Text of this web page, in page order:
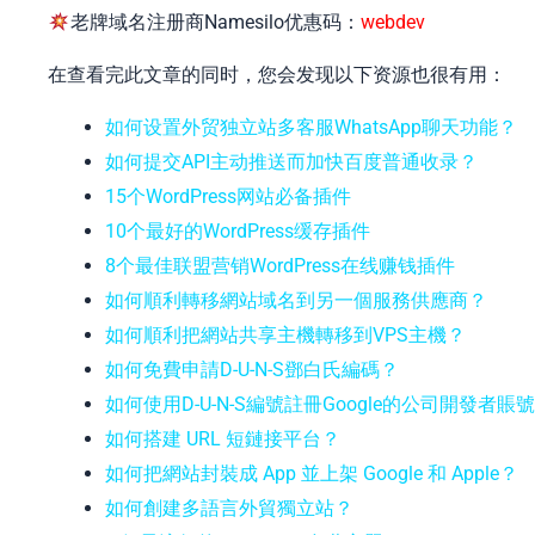
老牌域名注册商Namesilo优惠码： webdev
在查看完此文章的同时，您会发现以下资源也很有用：
如何设置外贸独立站多客服WhatsApp聊天功能？
如何提交API主动推送而加快百度普通收录？
15个WordPress网站必备插件
10个最好的WordPress缓存插件
8个最佳联盟营销WordPress在线赚钱插件
如何順利轉移網站域名到另一個服務供應商？
如何順利把網站共享主機轉移到VPS主機？
如何免費申請D-U-N-S鄧白氏編碼？
如何使用D-U-N-S編號註冊Google的公司開發者賬
如何搭建 URL 短鏈接平台？
如何把網站封裝成 App 並上架 Google 和 Apple？
如何創建多語言外貿獨立站？